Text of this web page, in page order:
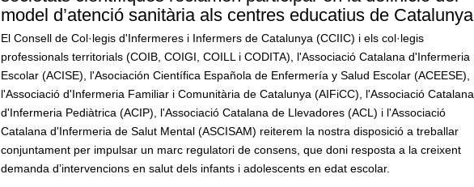
model d’atenció sanitària als centres educatius de Catalunya
El Consell de Col·legis d'Infermeres i Infermers de Catalunya (CCIIC) i els col·legis
professionals territorials (COIB, COIGI, COILL i CODITA), l'Associació Catalana d'Infermeria
Escolar (ACISE), l'Asociación Científica Española de Enfermería y Salud Escolar (ACEESE),
l'Associació d'Infermeria Familiar i Comunitària de Catalunya (AIFiCC), l'Associació Catalana
d'Infermeria Pediàtrica (ACIP), l'Associació Catalana de Llevadores (ACL) i l'Associació
Catalana d'Infermeria de Salut Mental (ASCISAM) reiterem la nostra disposició a treballar
conjuntament per impulsar un marc regulatori de consens, que doni resposta a la creixent
demanda d’intervencions en salut dels infants i adolescents en edat escolar.